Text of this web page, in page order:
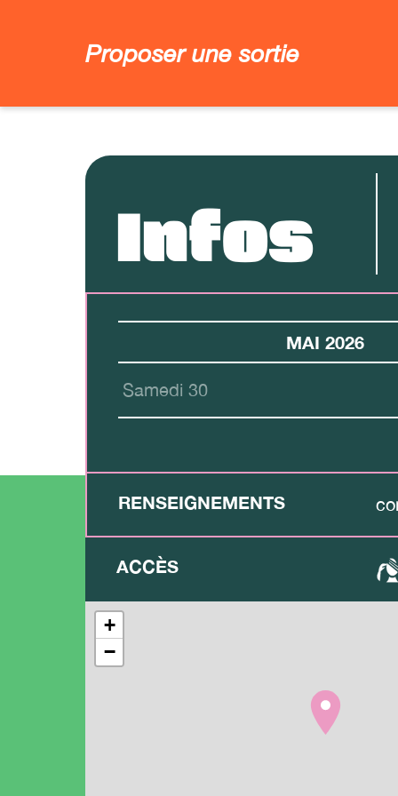
Proposer une sortie
Infos
MAI 2026
Samedi 30
RENSEIGNEMENTS
ACCÈS
+
−